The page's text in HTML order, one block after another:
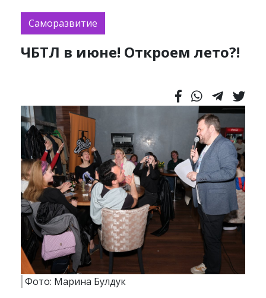
Саморазвитие
ЧБТЛ в июне! Откроем лето?!
Фото: Марина Булдук